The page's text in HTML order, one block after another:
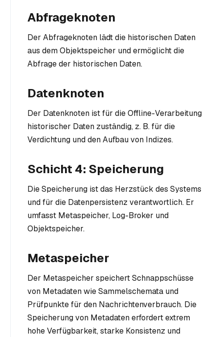
Abfrageknoten
Der Abfrageknoten lädt die historischen Daten
aus dem Objektspeicher und ermöglicht die
Abfrage der historischen Daten.
Datenknoten
Der Datenknoten ist für die Offline-Verarbeitung
historischer Daten zuständig, z. B. für die
Verdichtung und den Aufbau von Indizes.
Schicht 4: Speicherung
Die Speicherung ist das Herzstück des Systems
und für die Datenpersistenz verantwortlich. Er
umfasst Metaspeicher, Log-Broker und
Objektspeicher.
Metaspeicher
Der Metaspeicher speichert Schnappschüsse
von Metadaten wie Sammelschemata und
Prüfpunkte für den Nachrichtenverbrauch. Die
Speicherung von Metadaten erfordert extrem
hohe Verfügbarkeit, starke Konsistenz und